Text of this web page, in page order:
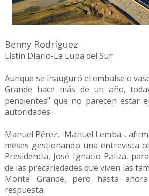
Benny Rodríguez
Listín Diario-La Lupa del Sur
Aunque se inauguró el embalse o
Grande hace más de un año,
pendientes” que no parecen estar
autoridades.
Manuel Pérez, -Manuel Lemba-,
meses gestionando una entrevista
Presidencia, José Ignacio Paliza,
de las precariedades que viven las
Monte Grande, pero hasta
respuesta.